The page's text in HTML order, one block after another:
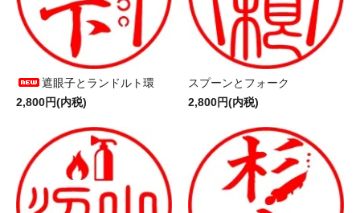
遮眼子とランドルト環
2,800円(内税)
スプーンとフォーク
2,800円(内税)